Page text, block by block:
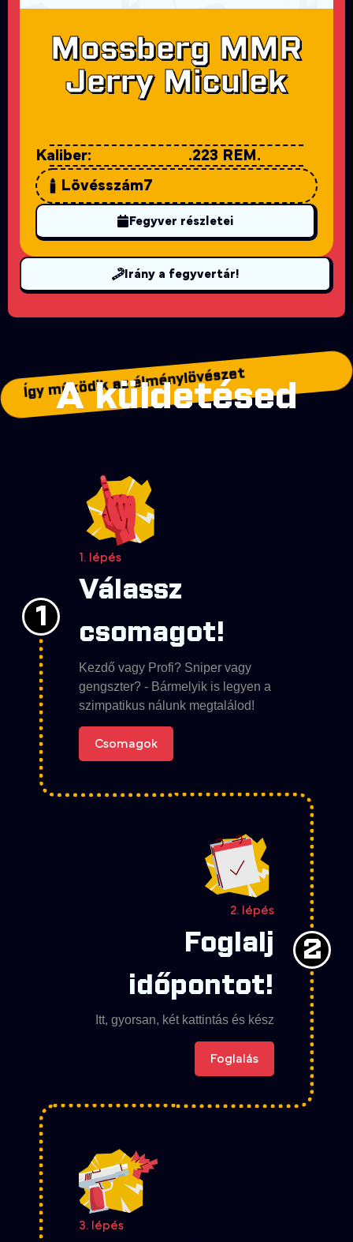
Mossberg MMR
Jerry Miculek
Kaliber:
.223 REM.
Lövésszám7
Fegyver részletei
Irány a fegyvertár!
Így működik az élménylövészet
A küldetésed
1
1. lépés
Válassz
csomagot!
Kezdő vagy Profi? Sniper vagy
gengszter? - Bármelyik is legyen a
szimpatikus nálunk megtalálod!
Csomagok
2
2. lépés
Foglalj
időpontot!
Itt, gyorsan, két kattintás és kész
Foglalás
3. lépés